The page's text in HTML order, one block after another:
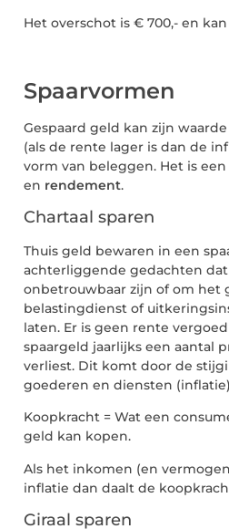
Het overschot is € 700,- en
Spaarvormen
Gespaard geld kan zijn
(als de rente lager is dan de
vorm van beleggen. Het is
en rendement.
Chartaal sparen
Thuis geld bewaren in een
achterliggende gedachten
onbetrouwbaar zijn of om het
belastingdienst of
laten. Er is geen rente
spaargeld jaarlijks een aantal
verliest. Dit komt door de
goederen en diensten
Koopkracht = Wat een
geld kan kopen.
Als het inkomen (en
inflatie dan daalt de
Giraal sparen